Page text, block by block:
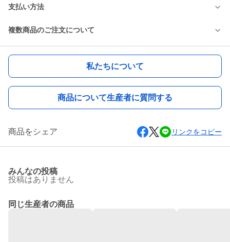
支払い方法
複数商品のご注文について
私たちについて
商品について生産者に質問する
商品をシェア リンクをコピー
みんなの投稿
投稿はありません
同じ生産者の商品